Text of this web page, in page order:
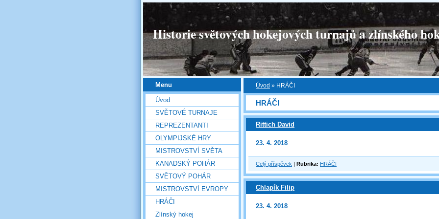
Historie světových hokejových turnajů a zlínského
Úvod » HRÁČI
HRÁČI
Rittich David
23. 4. 2018
Celý příspěvek | Rubrika: HRÁČI
Chlapík Filip
23. 4. 2018
Menu
Úvod
SVĚTOVÉ TURNAJE
REPREZENTANTI
OLYMPIJSKÉ HRY
MISTROVSTVÍ SVĚTA
KANADSKÝ POHÁR
SVĚTOVÝ POHÁR
MISTROVSTVÍ EVROPY
HRÁČI
Zlínský hokej